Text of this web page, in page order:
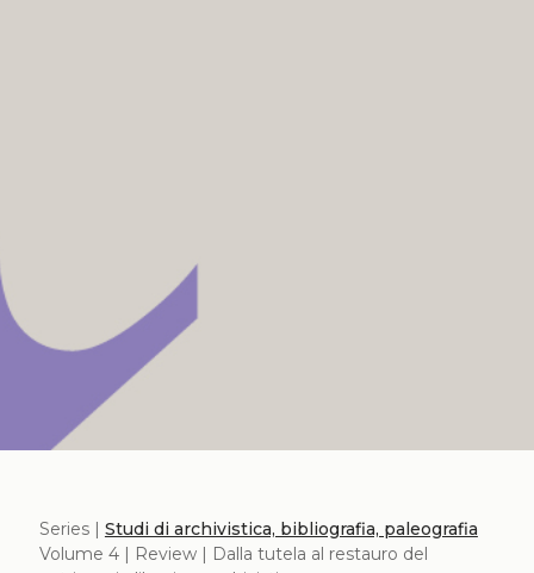
Series | Studi di archivistica, bibliografia, paleografia
Volume 4 | Review | Dalla tutela al restauro del